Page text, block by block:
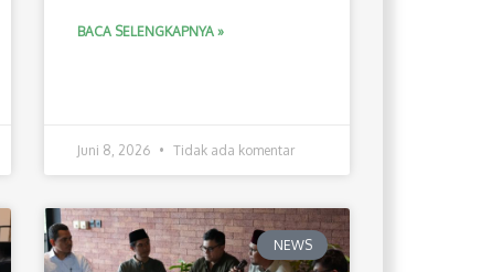
BACA SELENGKAPNYA »
Juni 8, 2026 Tidak ada komentar
NEWS